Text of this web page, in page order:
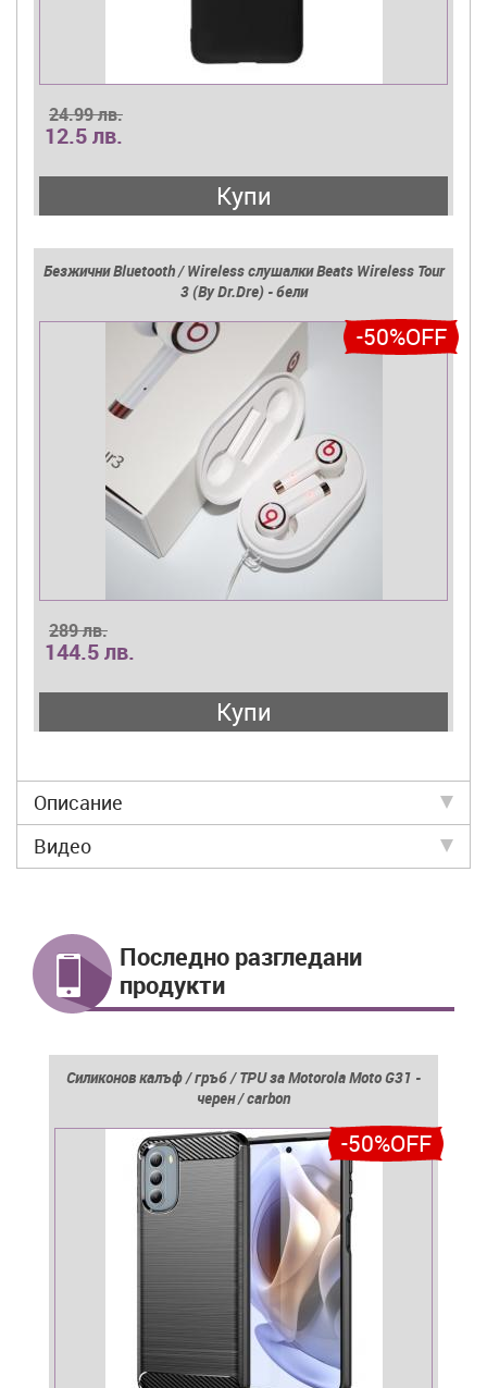
24.99 лв.
12.5 лв.
Купи
Безжични Bluetooth / Wireless слушалки Beats Wireless Tour
3 (By Dr.Dre) - бели
-50%OFF
289 лв.
144.5 лв.
Купи
Описание
Видео
Последно разгледани
продукти
Силиконов калъф / гръб / TPU за Motorola Moto G31 -
черен / carbon
-50%OFF